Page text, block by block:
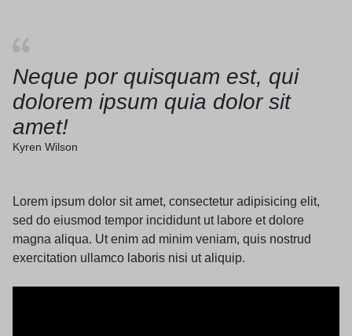
Neque por quisquam est, qui
dolorem ipsum quia dolor sit
amet!
Kyren Wilson
Lorem ipsum dolor sit amet, consectetur adipisicing elit,
sed do eiusmod tempor incididunt ut labore et dolore
magna aliqua. Ut enim ad minim veniam, quis nostrud
exercitation ullamco laboris nisi ut aliquip.